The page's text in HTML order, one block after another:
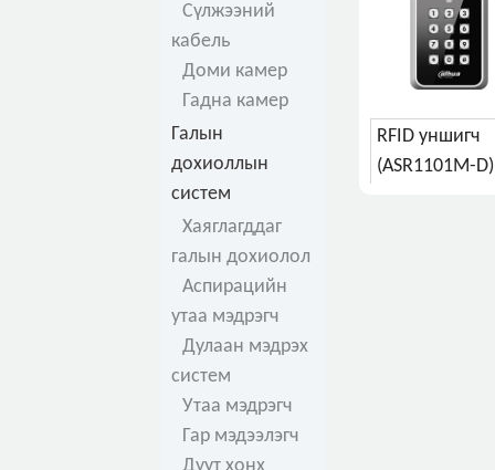
Сүлжээний
кабель
Доми камер
Гадна камер
Галын
дохиоллын
систем
Хаяглагддаг
галын дохиолол
Аспирацийн
утаа мэдрэгч
Дулаан мэдрэх
систем
Утаа мэдрэгч
Гар мэдээлэгч
RFID уншигч
(ASR1101M-D)